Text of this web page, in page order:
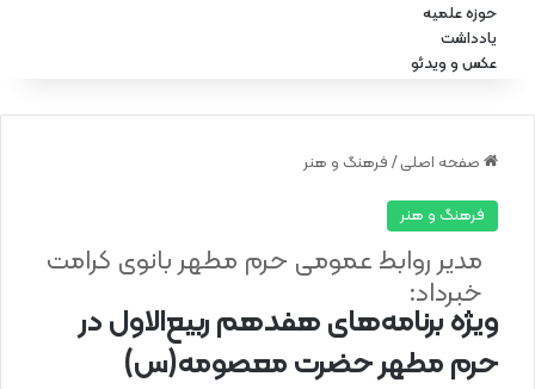
حوزه علمیه
یادداشت
عکس و ویدئو
صفحه اصلی / فرهنگ و هنر
فرهنگ و هنر
ویژه برنامه‌های هفدهم ربیع‌الاول در
حرم مطهر حضرت معصومه(س)
مدیر روابط عمومی حرم مطهر بانوی کرامت
خبرداد: